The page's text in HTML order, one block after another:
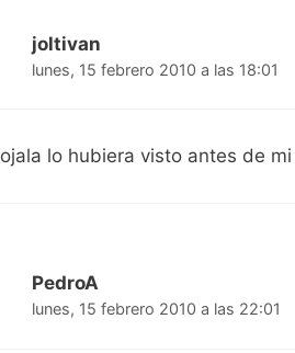
joltivan
lunes, 15 febrero 2010 a las 18:01
ojala lo hubiera visto antes de
PedroA
lunes, 15 febrero 2010 a las 22:01